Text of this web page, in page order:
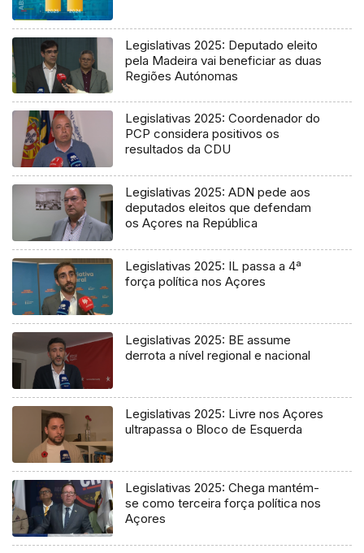
Legislativas 2025: Deputado eleito
pela Madeira vai beneficiar as duas
Regiões Autónomas
Legislativas 2025: Coordenador do
PCP considera positivos os
resultados da CDU
Legislativas 2025: ADN pede aos
deputados eleitos que defendam
os Açores na República
Legislativas 2025: IL passa a 4ª
força política nos Açores
Legislativas 2025: BE assume
derrota a nível regional e nacional
Legislativas 2025: Livre nos Açores
ultrapassa o Bloco de Esquerda
Legislativas 2025: Chega mantém-
se como terceira força política nos
Açores